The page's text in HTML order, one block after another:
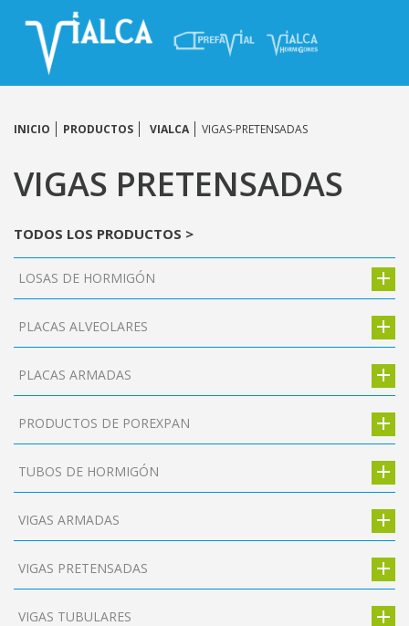
INICIO PRODUCTOS VIALCA VIGAS-PRETENSADAS
VIGAS PRETENSADAS
TODOS LOS PRODUCTOS >
LOSAS DE HORMIGÓN
PLACAS ALVEOLARES
PLACAS ARMADAS
PRODUCTOS DE POREXPAN
TUBOS DE HORMIGÓN
VIGAS ARMADAS
VIGAS PRETENSADAS
VIGAS TUBULARES